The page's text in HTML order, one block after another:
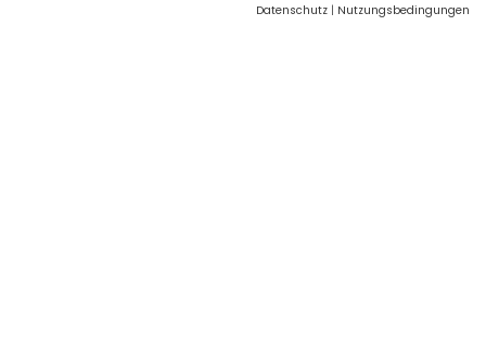
Datenschutz | Nutzungsbedingungen